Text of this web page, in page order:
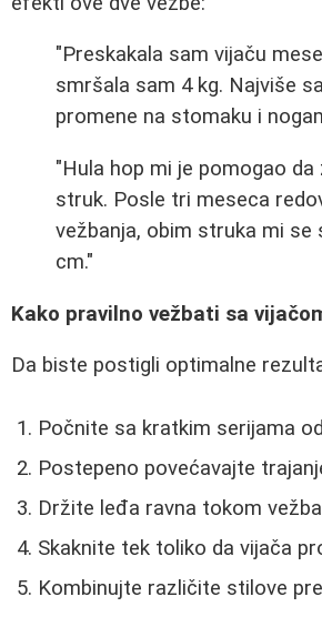
"Preskakala sam vijaču
smršala sam 4 kg. Najviše
promene na stomaku i
"Hula hop mi je pomogao da
struk. Posle tri meseca
vežbanja, obim struka mi se
cm."
Kako pravilno vežbati sa
Da biste postigli optimalne
Počnite sa kratkim serijama
Postepeno povećavajte
Držite leđa ravna tokom
Skaknite tek toliko da vijača
Kombinujte različite stilove